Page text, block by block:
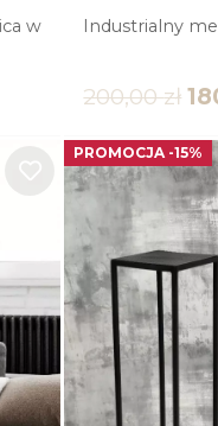
w
Industrialny
200,00zł
PROMOCJA -15%